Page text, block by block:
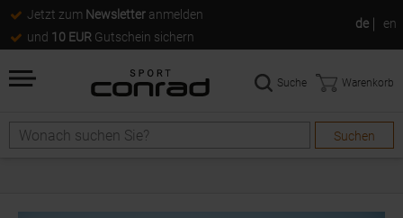
Jetzt zum Newsletter anmelden
und 10 EUR Gutschein sichern
de en
Suchen
Suche Warenkorb